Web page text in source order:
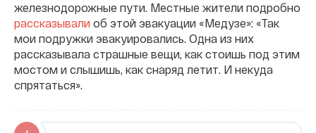
железнодорожные пути. Местные жители подробно
рассказывали об этой эвакуации «Медузе»: «Так
мои подружки эвакуировались. Одна из них
рассказывала страшные вещи, как стоишь под этим
мостом и слышишь, как снаряд летит. И некуда
спрятаться».